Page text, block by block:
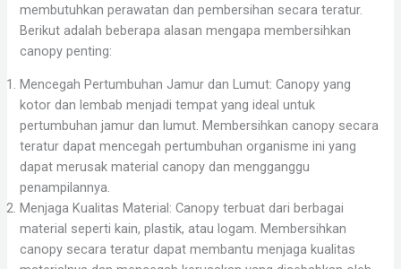
membutuhkan perawatan dan pembersihan secara teratur.
Berikut adalah beberapa alasan mengapa membersihkan
canopy penting:
Mencegah Pertumbuhan Jamur dan Lumut: Canopy yang
kotor dan lembab menjadi tempat yang ideal untuk
pertumbuhan jamur dan lumut. Membersihkan canopy secara
teratur dapat mencegah pertumbuhan organisme ini yang
dapat merusak material canopy dan mengganggu
penampilannya.
Menjaga Kualitas Material: Canopy terbuat dari berbagai
material seperti kain, plastik, atau logam. Membersihkan
canopy secara teratur dapat membantu menjaga kualitas